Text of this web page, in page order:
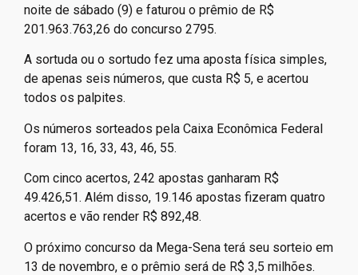
noite de sábado (9) e faturou o prêmio de R$
201.963.763,26 do concurso 2795.
A sortuda ou o sortudo fez uma aposta física simples,
de apenas seis números, que custa R$ 5, e acertou
todos os palpites.
Os números sorteados pela Caixa Econômica Federal
foram 13, 16, 33, 43, 46, 55.
Com cinco acertos, 242 apostas ganharam R$
49.426,51. Além disso, 19.146 apostas fizeram quatro
acertos e vão render R$ 892,48.
O próximo concurso da Mega-Sena terá seu sorteio em
13 de novembro, e o prêmio será de R$ 3,5 milhões.